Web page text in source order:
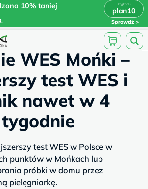
10% taniej
.
plan10
Sprawdź
taniej
plan10 x
WES Mońki –
test WES i
nawet w 4
tygodnie
test WES w Polsce w
punktów w Mońkach lub
próbki w domu przez
pielęgniarkę.